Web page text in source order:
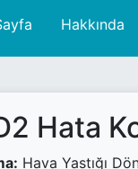
Hakkında
Hata
Hava Yastığı